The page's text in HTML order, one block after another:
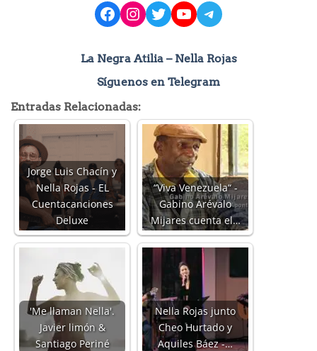
facebook
instagram
Twitter
YouTube
Telegram
La Negra Atilia – Nella Rojas
Síguenos en Telegram
Entradas Relacionadas:
Jorge Luis Chacín y
Nella Rojas - EL
Cuentacanciones
Deluxe
“Viva Venezuela“ -
Gabino Arévalo
Mijares cuenta el…
'Me llaman Nella'.
Javier limón &
Santiago Periné
Nella Rojas junto
Cheo Hurtado y
Aquiles Báez -…